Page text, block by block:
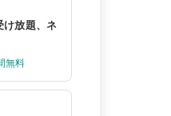
け放題、ネ
無料